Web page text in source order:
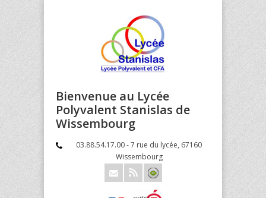
Bienvenue au Lycée
Polyvalent Stanislas de
Wissembourg
03.88.54.17.00 - 7 rue du lycée, 67160
Wissembourg